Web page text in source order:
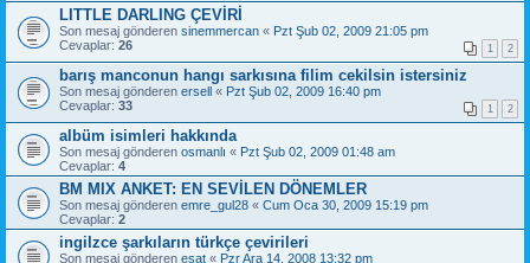
LITTLE DARLING ÇEVİRİ
Son mesaj gönderen sinemmercan « Pzt Şub 02, 2009 21:05 pm
Cevaplar: 26 1 2
barış manconun hangı sarkısına filim cekilsin istersiniz
Son mesaj gönderen ersell « Pzt Şub 02, 2009 16:40 pm
Cevaplar: 33 1 2
albüm isimleri hakkında
Son mesaj gönderen osmanlı « Pzt Şub 02, 2009 01:48 am
Cevaplar: 4
BM MIX ANKET: EN SEVİLEN DÖNEMLER
Son mesaj gönderen emre_gul28 « Cum Oca 30, 2009 15:19 pm
Cevaplar: 2
ingilzce şarkıların türkçe çevirileri
Son mesaj gönderen esat « Pzr Ara 14, 2008 13:32 pm